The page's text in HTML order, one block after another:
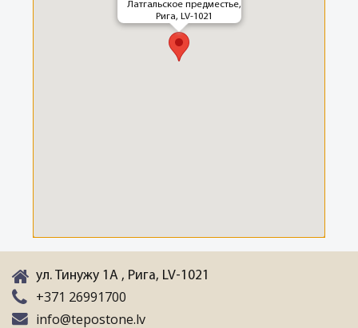
Латгальское предместье,
Рига, LV-1021
ул. Тинужу 1A , Рига, LV-1021
+371 26991700
info@tepostone.lv